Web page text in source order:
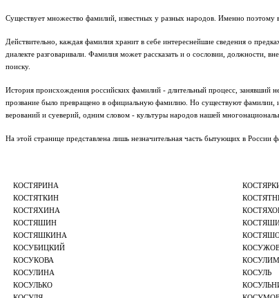
Существует множество фамилий, известных у разных народов. Именно поэтому
Действительно, каждая фамилия хранит в себе интереснейшие сведения о
диалекте разговаривали. Фамилия может рассказать и о сословии,
поиску.
История происхождения российских фамилий - длительный процесс, занявший
прозвание было превращено в официальную фамилию. Но существуют фамилии,
верований и суеверий, одним словом - культуры народов нашей
На этой странице представлена лишь незначительная часть бытующих в
КОСТЯРИНА
КОСТЯТКИН
КОСТЯХИНА
КОСТЯШИН
КОСТЯШКИНА
КОСУБИЦКИЙ
КОСУКОВА
КОСУЛИНА
КОСУЛЬ
КОСУЛЬКО